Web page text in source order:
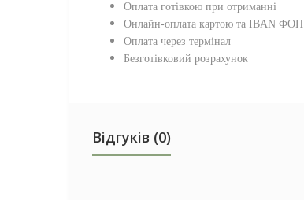
Оплата готівкою при отриманні
Онлайн-оплата картою та IBAN ФОП
Оплата через термінал
Безготівковий розрахунок
Відгуків (0)